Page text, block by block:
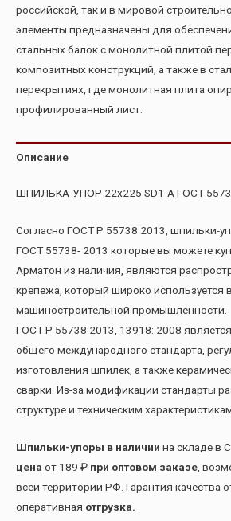
российской, так и в мировой
элементы предназначены для
стальных балок с монолитной плитой
композитных конструкций, а также в
перекрытиях, где монолитная плита
профилированный лист.
Описание
ШПИЛЬКА-УПОР 22х225 SD1-А ГОСТ
Согласно ГОСТ Р 55738 2013, шпильки-
ГОСТ 55738- 2013 которые вы можете
Арматон из наличия, являются
крепежа, который широко используется
машиностроительной промышленности.
ГОСТ Р 55738 2013, 13918: 2008
общего международного стандарта,
изготовления шпилек, а также
сварки. Из-за модификации стандарты
структуре и техническим
Шпильки-упоры в наличии на складе в
цена от 189 ₽ при оптовом заказе ,
всей территории РФ. Гарантия качества
оперативная отгрузка.